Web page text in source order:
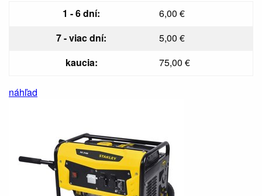
1 - 6 dní:
6,00 €
7 - viac dní:
5,00 €
kaucia:
75,00 €
náhľad